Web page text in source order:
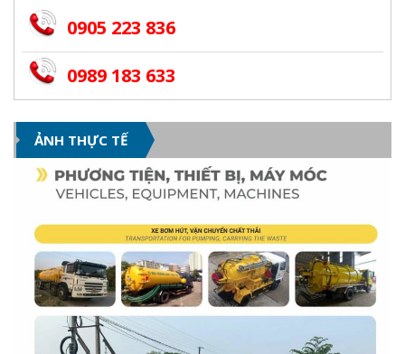
0905 223 836
0989 183 633
ẢNH THỰC TẾ